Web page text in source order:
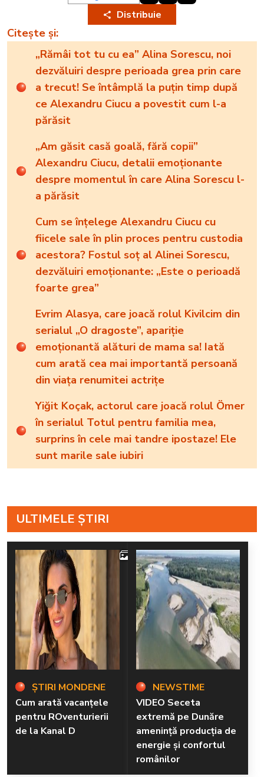
Distribuie
Citește și:
„Rămâi tot tu cu ea” Alina Sorescu, noi
dezvăluiri despre perioada grea prin care
a trecut! Se întâmplă la puțin timp după
ce Alexandru Ciucu a povestit cum l-a
părăsit
„Am găsit casă goală, fără copii”
Alexandru Ciucu, detalii emoționante
despre momentul în care Alina Sorescu l-
a părăsit
Cum se înțelege Alexandru Ciucu cu
fiicele sale în plin proces pentru custodia
acestora? Fostul soț al Alinei Sorescu,
dezvăluiri emoționante: „Este o perioadă
foarte grea”
Evrim Alasya, care joacă rolul Kivilcim din
serialul „O dragoste”, apariție
emoționantă alături de mama sa! Iată
cum arată cea mai importantă persoană
din viața renumitei actrițe
Yiğit Koçak, actorul care joacă rolul Ömer
în serialul Totul pentru familia mea,
surprins în cele mai tandre ipostaze! Ele
sunt marile sale iubiri
ULTIMELE ȘTIRI
4
ȘTIRI MONDENE
Cum arată vacanțele
pentru ROventurierii
de la Kanal D
NEWSTIME
VIDEO Seceta
extremă pe Dunăre
amenință producția de
energie și confortul
românilor